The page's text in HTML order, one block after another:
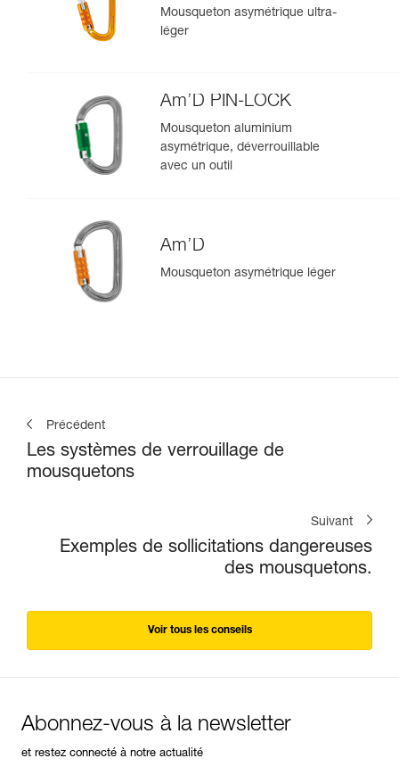
Mousqueton asymétrique ultra-
léger
Am’D PIN-LOCK
Mousqueton aluminium
asymétrique, déverrouillable
avec un outil
Am’D
Mousqueton asymétrique léger
Précédent
Les systèmes de verrouillage de
mousquetons
Suivant
Exemples de sollicitations dangereuses
des mousquetons.
Voir tous les conseils
Abonnez-vous à la newsletter
et restez connecté à notre actualité